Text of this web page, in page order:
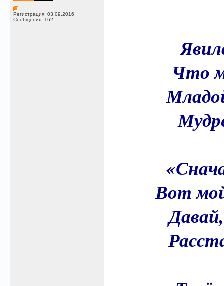
Регистрация: 03.09.2016
Сообщения: 162
Что
Вот